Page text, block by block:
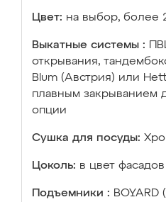
Цвет: на выбор, более
Выкатные системы :
открывания,
Blum (Австрия) или
плавным закрыванием
опции
Сушка для посуды:
Цоколь: в цвет
Подъемники :